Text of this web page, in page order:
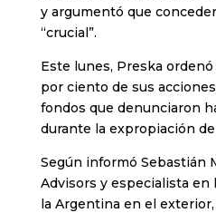
y argumentó que
“crucial”.
Este lunes, Preska ordenó
por ciento de sus
fondos que denunciaron
durante la expropiación
Según informó Sebastián
Advisors y especialista en
la Argentina en el